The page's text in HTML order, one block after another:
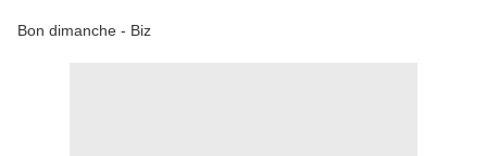
Bon dimanche - Biz